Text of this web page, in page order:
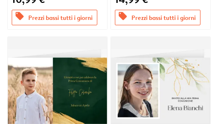
offers Prezzi bassi tutti i giorni offers Prezzi bassi tutti i giorni